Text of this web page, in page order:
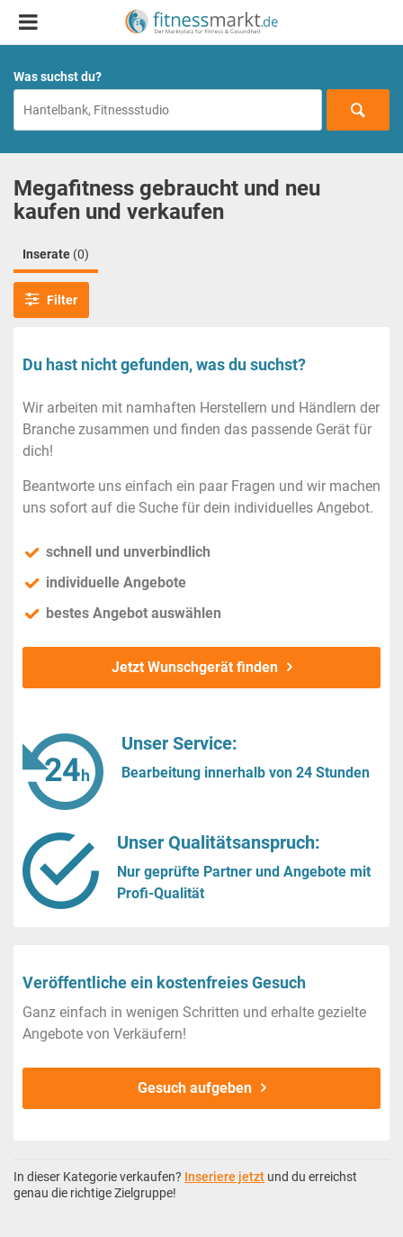
Was suchst du?
Megafitness gebraucht und neu
kaufen und verkaufen
Inserate (0)
Filter
Du hast nicht gefunden, was du suchst?
Wir arbeiten mit namhaften Herstellern und Händlern der
Branche zusammen und finden das passende Gerät für
dich!
Beantworte uns einfach ein paar Fragen und wir machen
uns sofort auf die Suche für dein individuelles Angebot.
schnell und unverbindlich
individuelle Angebote
bestes Angebot auswählen
Jetzt Wunschgerät finden
Unser Service:
Bearbeitung innerhalb von 24 Stunden
Unser Qualitätsanspruch:
Nur geprüfte Partner und Angebote mit
Profi-Qualität
Veröffentliche ein kostenfreies Gesuch
Ganz einfach in wenigen Schritten und erhalte gezielte
Angebote von Verkäufern!
Gesuch aufgeben
In dieser Kategorie verkaufen? Inseriere jetzt und du erreichst
genau die richtige Zielgruppe!